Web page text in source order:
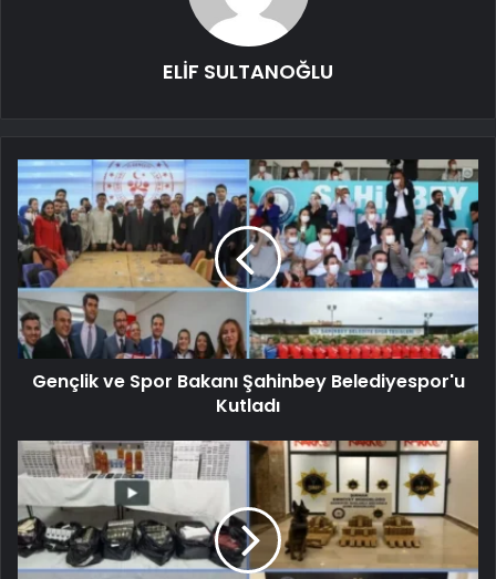
ELİF SULTANOĞLU
Gençlik ve Spor Bakanı Şahinbey Belediyespor'u
Kutladı